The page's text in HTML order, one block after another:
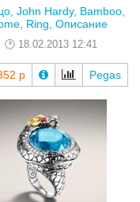
John Hardy, Bamboo,
Ring, Описание
18.02.2013 12:41
р Pegas